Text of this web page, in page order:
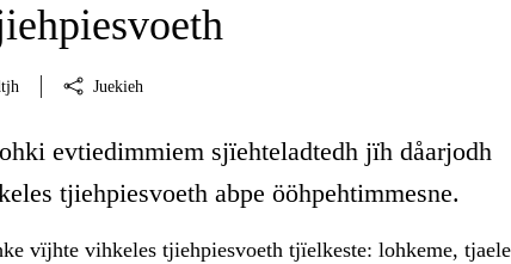
Juekieh
evtiedimmiem sjïehteladtedh jïh dåarjodh
tjiehpiesvoeth abpe ööhpehtimmesne.
vïjhte vihkeles tjiehpiesvoeth tjïelkeste: lohkeme,